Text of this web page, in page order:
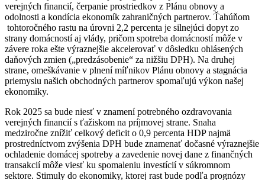
verejných financií, čerpanie prostriedkov z Plánu obnovy a
odolnosti a kondícia ekonomík zahraničných partnerov. Ťahúňom
tohtoročného rastu na úrovni 2,2 percenta je silnejúci dopyt zo
strany domácností aj vlády, pričom spotreba domácností môže v
závere roka ešte výraznejšie akcelerovať v dôsledku ohlásených
daňových zmien („predzásobenie“ za nižšiu DPH). Na druhej
strane, omeškávanie v plnení míľnikov Plánu obnovy a stagnácia
priemyslu našich obchodných partnerov spomaľujú výkon našej
ekonomiky.
Rok 2025 sa bude niesť v znamení potrebného ozdravovania
verejných financií s ťažiskom na príjmovej strane. Snaha
medziročne znížiť celkový deficit o 0,9 percenta HDP najmä
prostredníctvom zvýšenia DPH bude znamenať dočasné výraznejšie
ochladenie domácej spotreby a zavedenie novej dane z finančných
transakcií môže viesť ku spomaleniu investícií v súkromnom
sektore. Stimuly do ekonomiky, ktorej rast bude podľa prognózy